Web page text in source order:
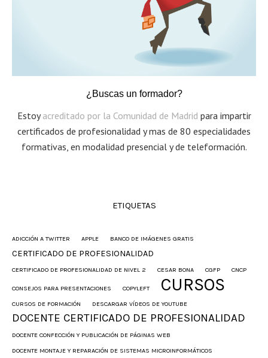
¿Buscas un formador?
Estoyacreditado por la Comunidad de Madrid para impartir
certificados de profesionalidad y mas de 80 especialidades
formativas, en modalidad presencial y de teleformación.
ETIQUETAS
ADICCIÓN A TWITTER APPLE BANCO DE IMÁGENES GRATIS
CERTIFICADO DE PROFESIONALIDAD
CERTIFICADO DE PROFESIONALIDAD DE NIVEL 2 CESAR BONA CGFP CNCP
CONSEJOS PARA PRESENTACIONES COPYLEFT CURSOS
CURSOS DE FORMACIÓN DESCARGAR VÍDEOS DE YOUTUBE
DOCENTE CERTIFICADO DE PROFESIONALIDAD
DOCENTE CONFECCIÓN Y PUBLICACIÓN DE PÁGINAS WEB
DOCENTE MONTAJE Y REPARACIÓN DE SISTEMAS MICROINFORMÁTICOS